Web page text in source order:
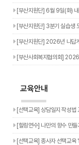
[부산지원단] 6월 9일(화)
[부산지원단] 3분기 실습생
[부산지원단] 2026년 나답
[부산사회복지협의회] 2026
교육안내
[선택교육] 상담일지 작성법
[힐링연수] 나만의 향수 만들
[선택교육] 종사자 선택교육